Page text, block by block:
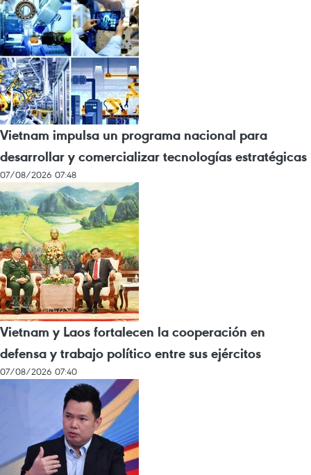
Vietnam impulsa un programa nacional para
desarrollar y comercializar tecnologías estratégicas
07/08/2026 07:48
Vietnam y Laos fortalecen la cooperación en
defensa y trabajo político entre sus ejércitos
07/08/2026 07:40